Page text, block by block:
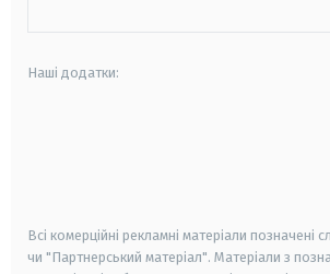
Наші додатки:
Всі комерційні рекламні матеріали позначені
чи "Партнерський матеріал". Матеріали з